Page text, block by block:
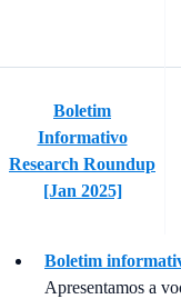
Boletim
Informativo
Research Roundup
[Jan 2025]
Boletim
Apresentamos a